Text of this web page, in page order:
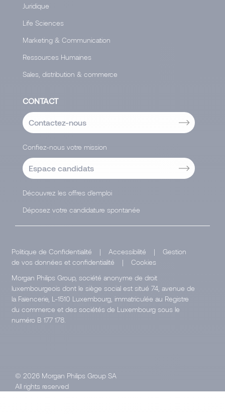
Juridique
Life Sciences
Marketing & Communication
Ressources Humaines
Sales, distribution & commerce
CONTACT
Contactez-nous
Confiez-nous votre mission
Espace candidats
Découvrez les offres d'emploi
Déposez votre candidature spontanée
Politique de Confidentialité | Accessibilité |
Gestion
de vos données et confidentialité
|
Cookies
Morgan Philips Group, société anonyme de droit
luxembourgeois dont le siège social est situé 74, avenue de
la Faïencerie, L-1510 Luxembourg, immatriculée au Registre
du commerce et des sociétés de Luxembourg sous le
numéro B 177 178.
© 2026 Morgan Philips Group SA
All rights reserved